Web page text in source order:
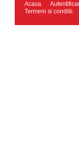
Acasa
Termeni si conditii